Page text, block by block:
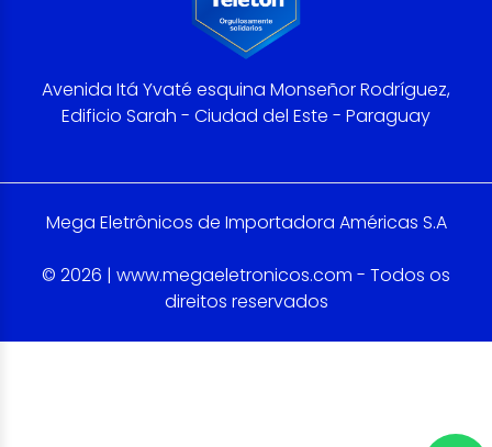
Avenida Itá Yvaté esquina Monseñor Rodríguez,
Edificio Sarah - Ciudad del Este - Paraguay
Mega Eletrônicos de Importadora Américas S.A
© 2026 | www.megaeletronicos.com - Todos os
direitos reservados